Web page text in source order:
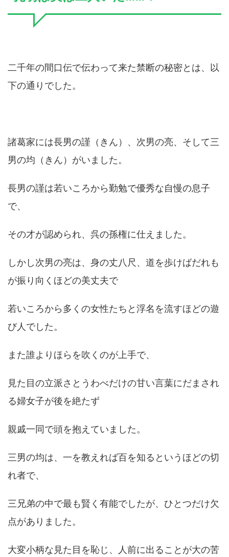
二千年の間口伝で伝わって来た禁断の秘密とは、以
下の通りでした。
諸葛家には長男の謹（きん）、次男の亮、そして三
男の均（きん）がいました。
長男の謹は若いころから勤勉で優秀な自慢の息子
で、
その才が認められ、呉の孫権に仕えました。
しかし次男の亮は、身の丈八尺、道を歩けばだれも
が振り向くほどの美丈夫で
若いころから多くの女性たちと浮名を流すほどの遊
び人でした。
また誰よりほらを吹くのが上手で、
見た目の立派さとうわべだけの甘い言葉にだまされ
る婦女子が後を絶たず
親戚一同で頭を抱えていました。
三男の均は、一を教えれば百を知るというほどの切
れ者で、
三兄弟の中で最も賢く有能でしたが、ひとつだけ欠
点がありました。
大変小柄な見た目を恥じ、人前に出ることが大の苦